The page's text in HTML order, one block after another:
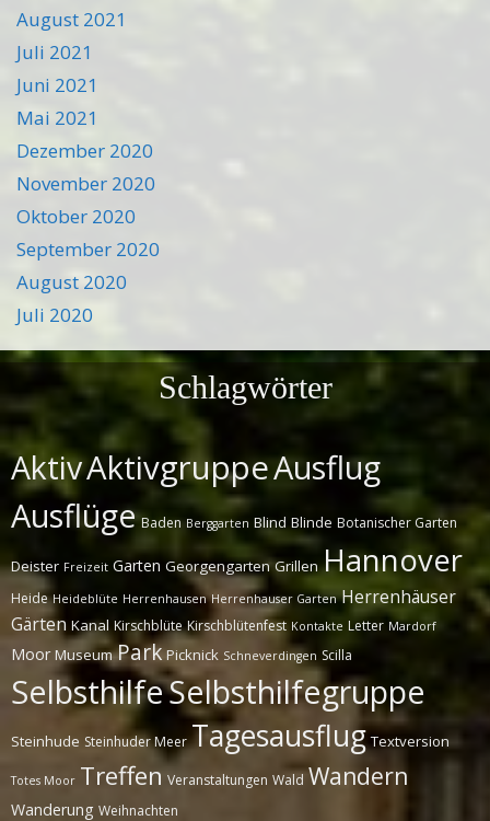
August 2021
Juli 2021
Juni 2021
Mai 2021
Dezember 2020
November 2020
Oktober 2020
September 2020
August 2020
Juli 2020
Schlagwörter
AktivAktivgruppeAusflug
Ausflüge Baden Berggarten Blind Blinde Botanischer Garten
Deister Freizeit Garten Georgengarten Grillen Hannover
Heide Heideblüte Herrenhausen Herrenhauser Garten Herrenhäuser
Gärten Kanal Kirschblüte Kirschblütenfest Kontakte Letter Mardorf
Moor Museum Park Picknick Schneverdingen Scilla
SelbsthilfeSelbsthilfegruppe
Steinhude Steinhuder Meer Tagesausflug Textversion
Totes Moor Treffen Veranstaltungen Wald Wandern
Wanderung Weihnachten